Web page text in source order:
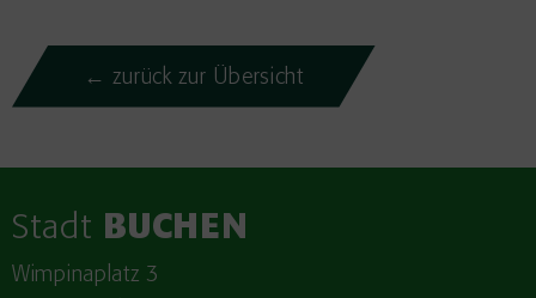
← zurück zur Übersicht
Stadt BUCHEN
Wimpinaplatz 3